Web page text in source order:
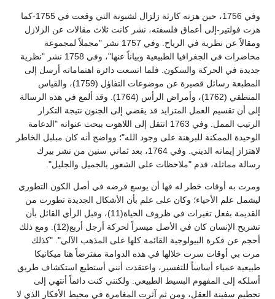
وفي 1756، حين هزته كارثة زلزال لشبونة التي وقعت في 1755-كما
هزت فولتير-إلى أعماق فلسفته، نشر كانت ثلاث مقالات عن الزلازل
ومقالاً عن نظرية في الرياح. وفي 1757 نشر "مجملاً لمجموعة
محاضرات في الجغرافيا الطبيعية وبياناً عنها"، وفي 1758 نشر "نظرية
جديدة في الحركة والسكون. فلما اتسعت دائرة اهتماماته أرسل إلى
المطبعة رسائل قصيرة عن موضوعات التفاؤل (1759)، والقياس
المنطقي (1762)، وأمراض الرأس (1764). وقد ألمع في هذه الرسالة
إلى أن تقسيم العمل المتزايد قد يقضي إلى الجنون نتيجة التكرار
الرتيب الممل. وفي 1763 انتقل إلى اللاهوت ببحث عنوانه "الدعامة
الوحيدة الممكنة للبرهنة على وجود الله"؛ وواضح أنه كان مبلبل الخاطر
لاهتزاز إيمانه الديني. وفي 1764، بعد ثماني سنين من نشر بيرك
رسالة مماثلة، قدم "ملاحظات على الشعور بالجميل والجليل".
ومرت به أوقات خطر له فها أن يوسع فرضه في أصل الكون التطوري
ليشمل علم الأحياء؛ وكان على علم بأن الأشكال الجديدة تطورت من
القديمة بفعل تغيرات في ظروف الحياة(11)، وقبل الرأي القائل بأن
تشريح الإنسان كان في الأصل ميسراً لحركة أرجل أربع(12). ومع ذلك
أحجم عن فكرة البيولوجية القائمة كلها على المذهب الآلي". "كذلك
مرت بي أوقات سرت خلالها في هذه الدوامة مفترضاً هنا ميكانيكا
طبيعية عمياء أساساً للتفسير، واعتقدت أنني أستطيع استكشاف طريق
أسلكه إلى المفهوم البسيط الطبيعي. ولكنني كنت دائماً أنتهي إلى
تحطيم سفينة العقل، ومن ثم آثرت المغامرة في محيط الأفكار الذي لا